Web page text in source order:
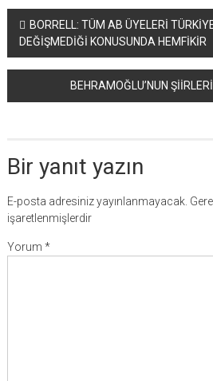
Yazı
dolaşımı
BORRELL: TÜM AB ÜYELERİ
DEĞİŞMEDİĞİ KONUSUNDA HEMFİKİR
BEHRAMOĞLU’NUN
Bir yanıt yazın
E-posta adresiniz yayınlanmayacak.
işaretlenmişlerdir
Yorum *